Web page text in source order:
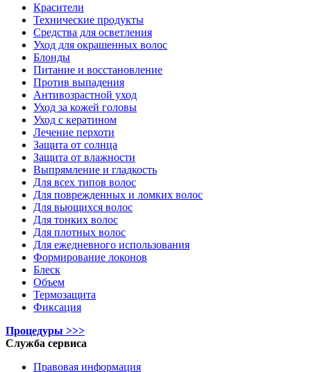
Красители
Технические продукты
Средства для осветления
Уход для окрашенных волос
Блонды
Питание и восстановление
Против выпадения
Антивозрастной уход
Уход за кожей головы
Уход с кератином
Лечение перхоти
Защита от солнца
Защита от влажности
Выпрямление и гладкость
Для всех типов волос
Для поврежденных и ломких волос
Для вьющихся волос
Для тонких волос
Для плотных волос
Для ежедневного использования
Формирование локонов
Блеск
Объем
Термозащита
Фиксация
Процедуры >>>
Служба сервиса
Правовая информация